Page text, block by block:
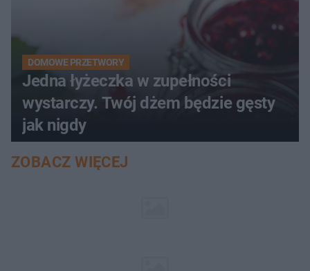
DOMOWE PRZETWORY
Jedna łyżeczka w zupełności
wystarczy. Twój dżem będzie gęsty
jak nigdy
ZOBACZ WIĘCEJ